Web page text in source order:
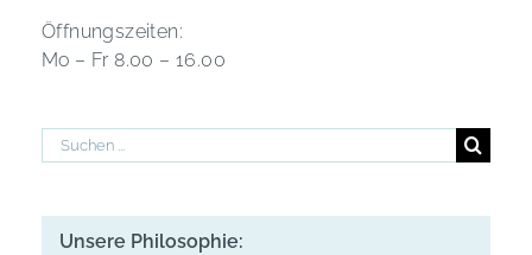
Öffnungszeiten:
Mo – Fr 8.00 – 16.00
Suche
nach:
Unsere Philosophie: